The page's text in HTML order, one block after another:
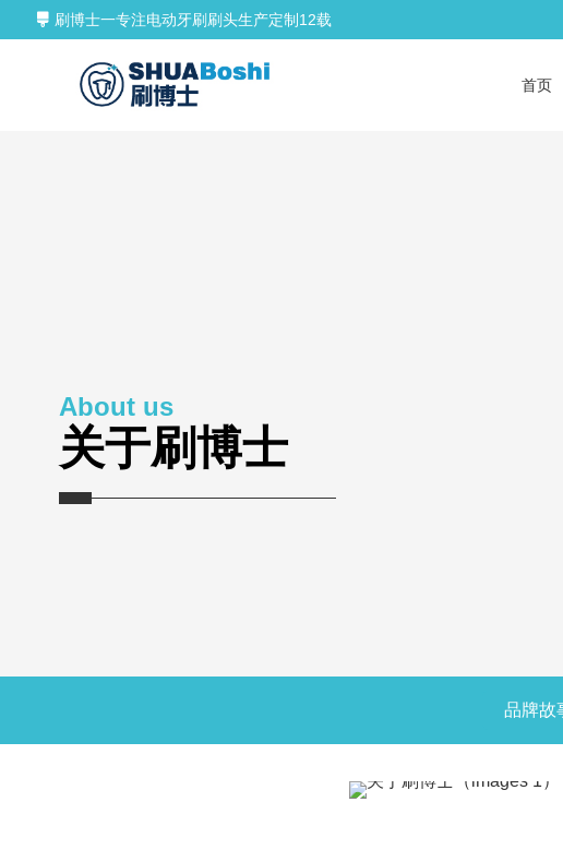
刷博士一专注电动牙刷刷头生产定制12载
首页
About us
关于刷博士
品牌故